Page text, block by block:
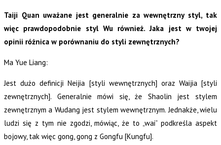
Taiji Quan uważane jest generalnie za wewnętrzny styl, tak
więc prawdopodobnie styl Wu również. Jaka jest w twojej
opinii różnica w porównaniu do styli zewnętrznych?
Ma Yue Liang:
Jest dużo definicji Neijia [styli wewnętrznych] oraz Waijia [styli
zewnętrznych]. Generalnie mówi się, że Shaolin jest stylem
zewnętrznym a Wudang jest stylem wewnętrznym. Jednakże, wielu
ludzi się z tym nie zgodzi, mówiąc, że to „wai” podkreśla aspekt
bojowy, tak więc gong, gong z Gongfu [Kungfu].